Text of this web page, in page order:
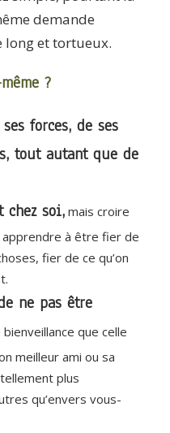
demande
long et tortueux.
?
forces, de ses
tout autant que de
chez soi, mais croire
à être fier de
fier de ce qu’on
ne pas être
que celle
meilleur ami ou sa
plus
qu’envers vous-